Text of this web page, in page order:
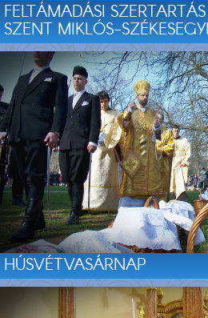
FELTÁMADÁSI
SZENT MIKLÓS-
HÚSVÉTVASÁRNAP